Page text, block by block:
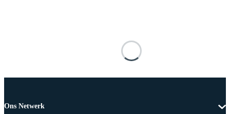
Ons Netwerk